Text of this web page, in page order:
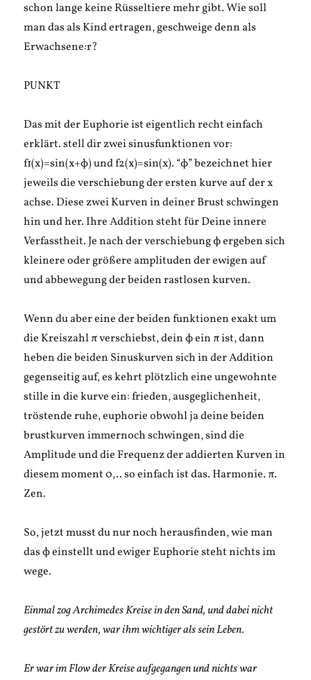
schon lange keine Rüsseltiere mehr gibt. Wie soll
man das als Kind ertragen, geschweige denn als
Erwachsene:r?
PUNKT
Das mit der Euphorie ist eigentlich recht einfach
erklärt. stell dir zwei sinusfunktionen vor:
f1(x)=sin(x+ϕ) und f2(x)=sin(x). “ϕ” bezeichnet hier
jeweils die verschiebung der ersten kurve auf der x
achse. Diese zwei Kurven in deiner Brust schwingen
hin und her. Ihre Addition steht für Deine innere
Verfasstheit. Je nach der verschiebung ϕ ergeben sich
kleinere oder größere amplituden der ewigen auf
und abbewegung der beiden rastlosen kurven.
Wenn du aber eine der beiden funktionen exakt um
die Kreiszahl π verschiebst, dein ϕ ein π ist, dann
heben die beiden Sinuskurven sich in der Addition
gegenseitig auf, es kehrt plötzlich eine ungewohnte
stille in die kurve ein: frieden, ausgeglichenheit,
tröstende ruhe, euphorie obwohl ja deine beiden
brustkurven immernoch schwingen, sind die
Amplitude und die Frequenz der addierten Kurven in
diesem moment 0,.. so einfach ist das. Harmonie. π.
Zen.
So, jetzt musst du nur noch herausfinden, wie man
das ϕ einstellt und ewiger Euphorie steht nichts im
wege.
Einmal zog Archimedes Kreise in den Sand, und dabei nicht
gestört zu werden, war ihm wichtiger als sein Leben.
Er war im Flow der Kreise aufgegangen und nichts war